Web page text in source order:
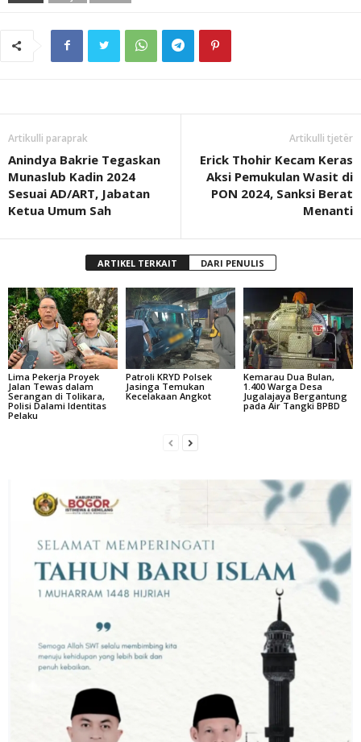
Artikulli paraprak
Anindya Bakrie Tegaskan
Munaslub Kadin 2024
Sesuai AD/ART, Jabatan
Ketua Umum Sah
Artikulli tjetër
Erick Thohir Kecam Keras
Aksi Pemukulan Wasit di
PON 2024, Sanksi Berat
Menanti
ARTIKEL TERKAIT DARI PENULIS
Lima Pekerja Proyek
Jalan Tewas dalam
Serangan di Tolikara,
Polisi Dalami Identitas
Pelaku
Patroli KRYD Polsek
Jasinga Temukan
Kecelakaan Angkot
Kemarau Dua Bulan,
1.400 Warga Desa
Jugalajaya Bergantung
pada Air Tangki BPBD